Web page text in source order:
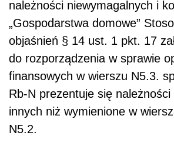
należności niewymagalnych i
„Gospodarstwa domowe”
objaśnień § 14 ust. 1 pkt. 17
do rozporządzenia w sprawie
finansowych w wierszu N5.3.
Rb-N prezentuje się należności
innych niż wymienione w
N5.2.